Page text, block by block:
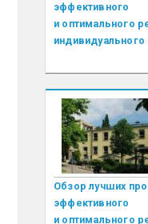
эффективного
и оптимального
индивидуального
Обзор лучших
эффективного
и оптимального